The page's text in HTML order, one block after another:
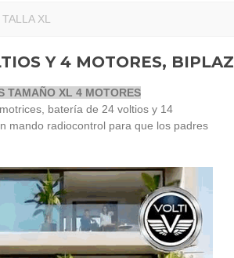
XL
Y 4 MOTORES,
TAMAÑO XL 4 MOTORES
batería de 24 voltios y 14
mando radiocontrol para que los padres